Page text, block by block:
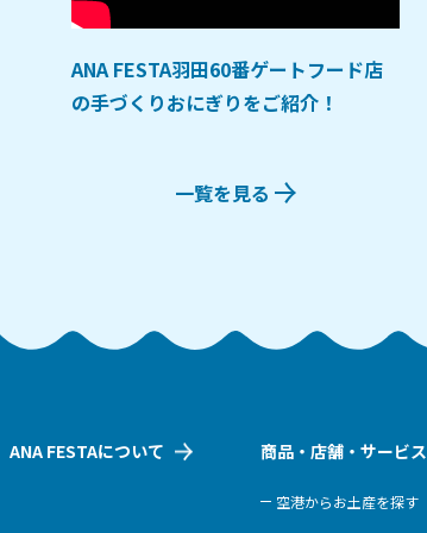
ANA FESTA羽田60番ゲートフード店
の手づくりおにぎりをご紹介！
一覧を見る
ANA FESTAについて 商品・店舗・サービス
空港からお土産を探す